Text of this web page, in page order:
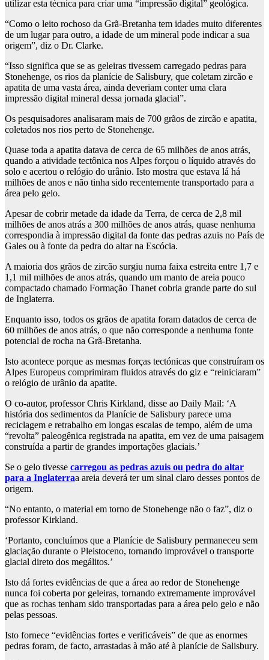
utilizar esta técnica para criar uma “impressão digital” geológica.
“Como o leito rochoso da Grã-Bretanha tem idades muito diferentes
de um lugar para outro, a idade de um mineral pode indicar a sua
origem”, diz o Dr. Clarke.
“Isso significa que se as geleiras tivessem carregado pedras para
Stonehenge, os rios da planície de Salisbury, que coletam zircão e
apatita de uma vasta área, ainda deveriam conter uma clara
impressão digital mineral dessa jornada glacial”.
Os pesquisadores analisaram mais de 700 grãos de zircão e apatita,
coletados nos rios perto de Stonehenge.
Quase toda a apatita datava de cerca de 65 milhões de anos atrás,
quando a atividade tectônica nos Alpes forçou o líquido através do
solo e acertou o relógio do urânio. Isto mostra que estava lá há
milhões de anos e não tinha sido recentemente transportado para a
área pelo gelo.
Apesar de cobrir metade da idade da Terra, de cerca de 2,8 mil
milhões de anos atrás a 300 milhões de anos atrás, quase nenhuma
correspondia à impressão digital da fonte das pedras azuis no País de
Gales ou à fonte da pedra do altar na Escócia.
A maioria dos grãos de zircão surgiu numa faixa estreita entre 1,7 e
1,1 mil milhões de anos atrás, quando um manto de areia pouco
compactado chamado Formação Thanet cobria grande parte do sul
de Inglaterra.
Enquanto isso, todos os grãos de apatita foram datados de cerca de
60 milhões de anos atrás, o que não corresponde a nenhuma fonte
potencial de rocha na Grã-Bretanha.
Isto acontece porque as mesmas forças tectónicas que construíram os
Alpes Europeus comprimiram fluidos através do giz e “reiniciaram”
o relógio de urânio da apatite.
O co-autor, professor Chris Kirkland, disse ao Daily Mail: ‘A
história dos sedimentos da Planície de Salisbury parece uma
reciclagem e retrabalho em longas escalas de tempo, além de uma
“revolta” paleogênica registrada na apatita, em vez de uma paisagem
construída a partir de grandes importações glaciais.’
Se o gelo tivesse carregou as pedras azuis ou pedra do altar
para a Inglaterraa areia deverá ter um sinal claro desses pontos de
origem.
“No entanto, o material em torno de Stonehenge não o faz”, diz o
professor Kirkland.
‘Portanto, concluímos que a Planície de Salisbury permaneceu sem
glaciação durante o Pleistoceno, tornando improvável o transporte
glacial direto dos megálitos.’
Isto dá fortes evidências de que a área ao redor de Stonehenge
nunca foi coberta por geleiras, tornando extremamente improvável
que as rochas tenham sido transportadas para a área pelo gelo e não
pelas pessoas.
Isto fornece “evidências fortes e verificáveis” de que as enormes
pedras foram, de facto, arrastadas à mão até à planície de Salisbury.